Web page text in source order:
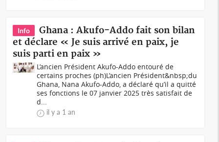
Info
Ghana : Akufo-Addo fait son bilan
et déclare « Je suis arrivé en paix, je
suis parti en paix »
L’ancien Président Akufo-Addo entouré de
certains proches (ph)L’ancien Président&nbsp;du
Ghana, Nana Akufo-Addo, a déclaré qu’il a quitté
ses fonctions le 07 janvier 2025 très satisfait de
d...
il y a 1 an